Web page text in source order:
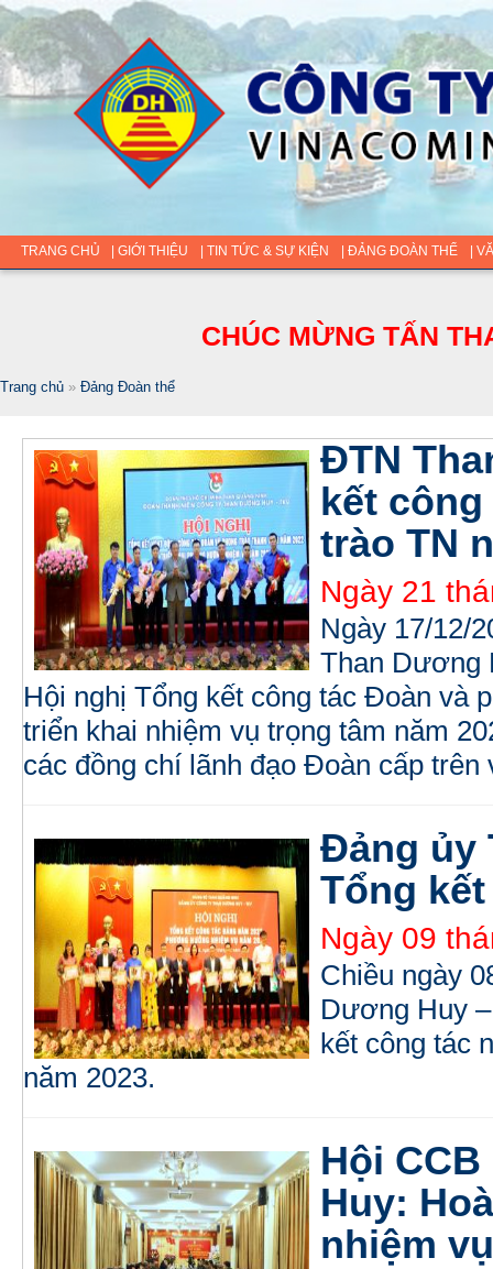
TRANG CHỦ | GIỚI THIỆU | TIN TỨC & SỰ KIỆN | ĐẢNG ĐOÀN THỂ |
CHÚC MỪNG TẤN
Trang chủ » Đảng Đoàn thể
ĐTN
kết
trào TN
Ngày 21
Ngày 17/12/
Than Dương
Hội nghị Tổng kết công tác Đoàn và
triển khai nhiệm vụ trọng tâm năm
các đồng chí lãnh đạo Đoàn cấp
Đảng ủy
Tổng
Ngày 09
Chiều ngày
Dương Huy
kết công tác
năm 2023.
Hội
Huy:
nhiệm